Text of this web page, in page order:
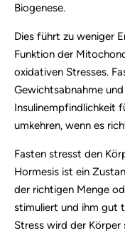
Biogenese.
Dies führt zu weniger
Funktion der
oxidativen Stresses.
Gewichtsabnahme
Insulinempfindlichkeit
umkehren, wenn es
Fasten stresst den
Hormesis ist ein
der richtigen Menge
stimuliert und ihm gut
Stress wird der Körper